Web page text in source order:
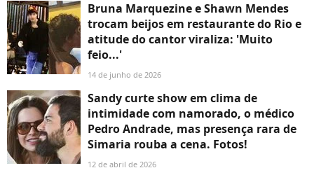
Bruna Marquezine e Shawn Mendes
trocam beijos em restaurante do Rio e
atitude do cantor viraliza: 'Muito
feio...'
14 de junho de 2026
Sandy curte show em clima de
intimidade com namorado, o médico
Pedro Andrade, mas presença rara de
Simaria rouba a cena. Fotos!
12 de abril de 2026